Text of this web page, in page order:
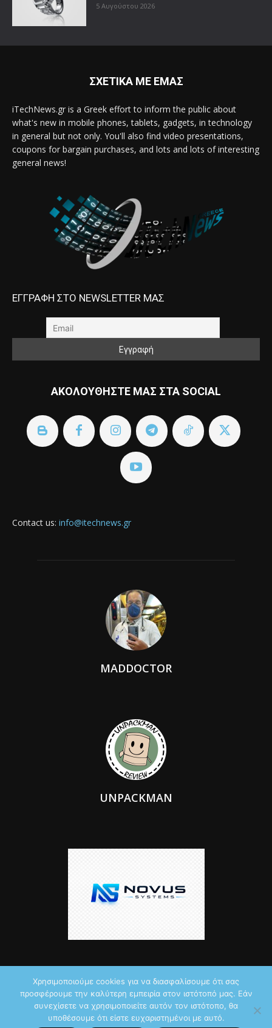
5 Αυγούστου 2026
ΣΧΕΤΙΚΑ ΜΕ ΕΜΑΣ
iTechNews.gr is a Greek effort to inform the public about
what's new in mobile phones, tablets, gadgets, in technology
in general but not only. You'll also find video presentations,
coupons for bargain purchases, and lots and lots of interesting
general news!
ΕΓΓΡΑΦΗ ΣΤΟ NEWSLETTER ΜΑΣ
ΑΚΟΛΟΥΘΗΣΤΕ ΜΑΣ ΣΤΑ SOCIAL
Contact us: info@itechnews.gr
MADDOCTOR
UNPACKMAN
© 2026 by iTechNews.gr
Χρησιμοποιούμε cookies για να διασφαλίσουμε ότι σας
προσφέρουμε την καλύτερη εμπειρία στον ιστότοπό μας. Εάν
συνεχίσετε να χρησιμοποιείτε αυτόν τον ιστότοπο, θα
υποθέσουμε ότι είστε ευχαριστημένοι με αυτό.